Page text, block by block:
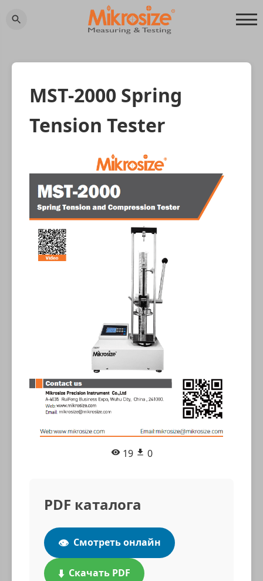
MST-2000 Spring
Tension Tester
19 0
PDF каталога
👁️ Смотреть онлайн
⬇️ Скачать PDF